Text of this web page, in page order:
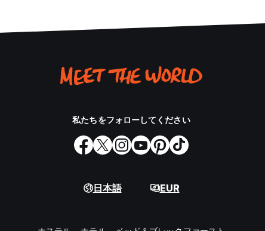
私たちをフォローしてください
日本語 EUR